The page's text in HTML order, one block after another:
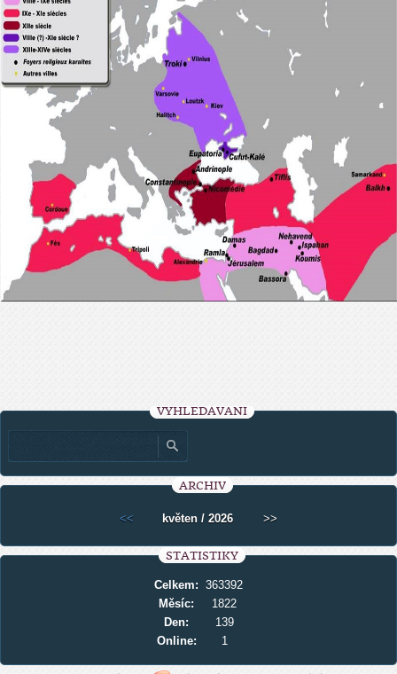
VYHLEDÁVÁNÍ
ARCHIV
<< květen / 2026 >>
STATISTIKY
Online: 1
Celkem: 363392
Měsíc:
1822
Den:
139